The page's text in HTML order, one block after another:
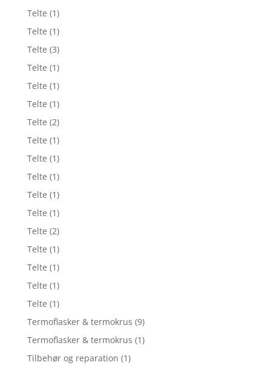
Telte (1)
Telte (1)
Telte (3)
Telte (1)
Telte (1)
Telte (1)
Telte (2)
Telte (1)
Telte (1)
Telte (1)
Telte (1)
Telte (1)
Telte (2)
Telte (1)
Telte (1)
Telte (1)
Telte (1)
Termoflasker & termokrus (9)
Termoflasker & termokrus (1)
Tilbehør og reparation (1)